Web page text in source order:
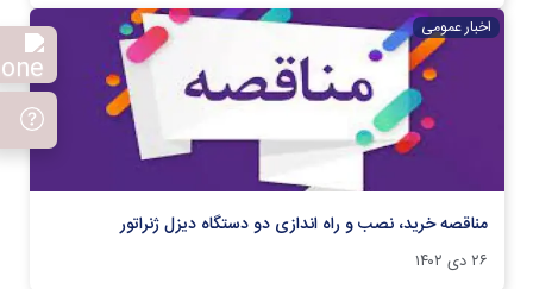
اخبار عمومی
مناقصه خرید، نصب و راه اندازی دو دستگاه دیزل ژنراتور
۲۶ دی ۱۴۰۲